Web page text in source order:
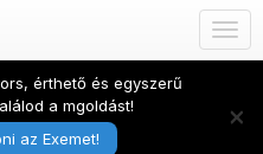
érthető és egyszerű
a mgoldást!
az Exemet!
×